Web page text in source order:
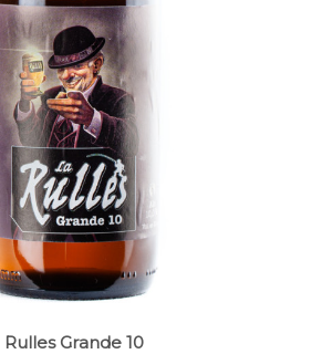
Rulles Grande 10